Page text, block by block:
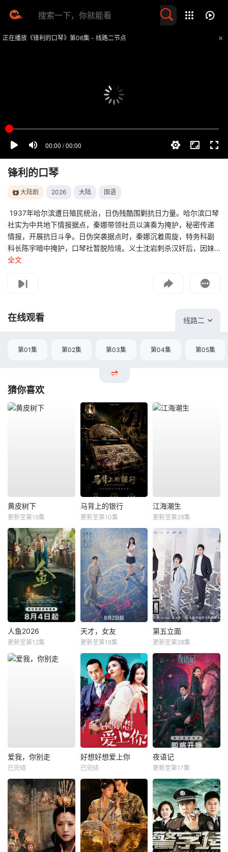
正在播放《锋利的口琴》第06集 - 线路二节点
锋利的口琴
大陆剧 2026 大陆 国语
1937年哈尔滨遭日殖民统治，日伪残酷围剿抗日力量。哈尔滨口琴
社实为中共地下情报据点，秦娜带领社员以演奏为掩护，秘密传递
情报，开展抗日斗争。日伪突袭据点时，秦娜沉着周旋，特务科副
科长陈宇暗中掩护，口琴社暂脱险境。义士沈岩刺杀汉奸后，因妹...
全文
如遇无法播放请提交给我们
在线观看 线路二
第01集 第02集 第03集 第04集 第05集
猜你喜欢
黄皮树下
更新至第19集
马背上的银行
更新至第10集
江海潮生
更新至第28集
人鱼2026
更新至第12集
天才，女友
更新至第18集
第五立面
更新至第28集
爱我，你别走
已完结
好想好想爱上你
已完结
夜语记
更新至第17集